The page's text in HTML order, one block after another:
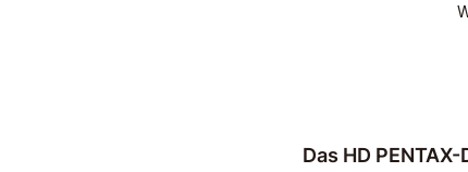
Das HD